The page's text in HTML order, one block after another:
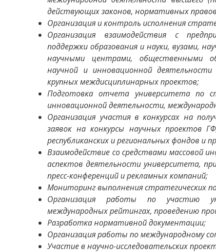
действующих законов, нормативных
Организация и контроль исполнения
Организация взаимодействия с
поддержки образования и науки, вузами,
научными центрами, общественными
научной и инновационной
крупных междисциплинарных проектов;
Подготовка отчета университета по
инновационной деятельности,
Организация участия в конкурсах на
заявок на конкурсы научных проектов
республиканских и региональных фондов и
Взаимодействие со средствами массовой
аспектов деятельности университета,
пресс-конференций и рекламных компаний;
Мониторинг выполнения стратегических
Организация работы по участию
международных рейтингах, проведению
Разработка нормативной документации;
Организация работы по международному
Участие в научно-исследовательских